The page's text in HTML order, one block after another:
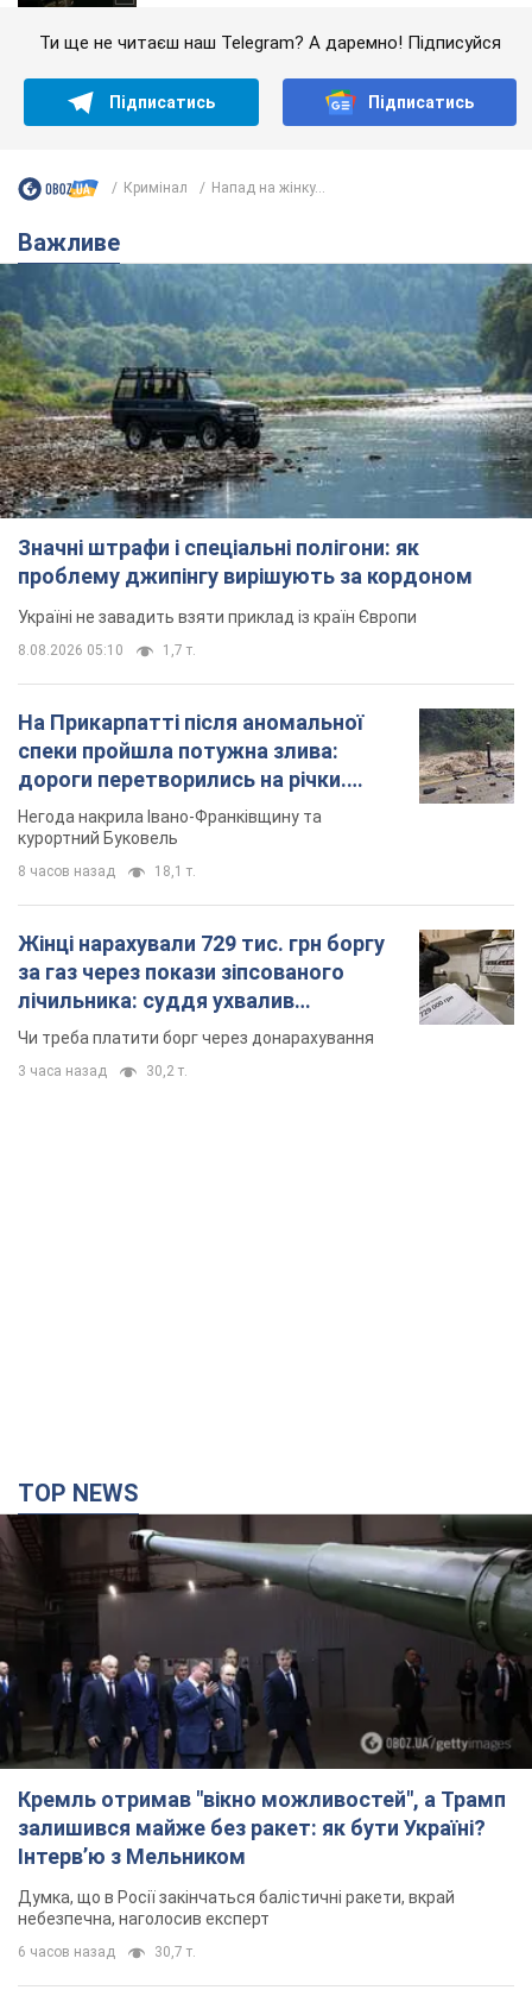
Ти ще не читаєш наш Telegram? А даремно! Підписуйся
Підписатись Підписатись
Кримінал Напад на жінку...
Важливе
Значні штрафи і спеціальні полігони: як
проблему джипінгу вирішують за кордоном
Україні не завадить взяти приклад із країн Європи
8.08.2026 05:10 1,7 т.
На Прикарпатті після аномальної
спеки пройшла потужна злива:
дороги перетворились на річки.
Відео
Негода накрила Івано-Франківщину та
курортний Буковель
8 часов назад 18,1 т.
Жінці нарахували 729 тис. грн боргу
за газ через покази зіпсованого
лічильника: суддя ухвалив
неочікуване рішення
Чи треба платити борг через донарахування
3 часа назад 30,2 т.
TOP NEWS
Кремль отримав "вікно можливостей", а Трамп
залишився майже без ракет: як бути Україні?
Інтерв’ю з Мельником
Думка, що в Росії закінчаться балістичні ракети, вкрай
небезпечна, наголосив експерт
6 часов назад 30,7 т.